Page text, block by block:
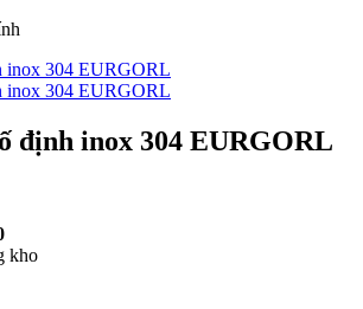
định inox 304 EURGORL
kho